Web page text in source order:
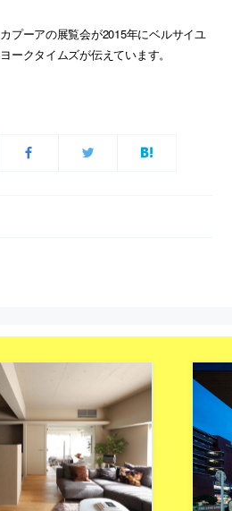
プーアの展覧会が2015年にベルサイユ
ークタイムズが伝えています。